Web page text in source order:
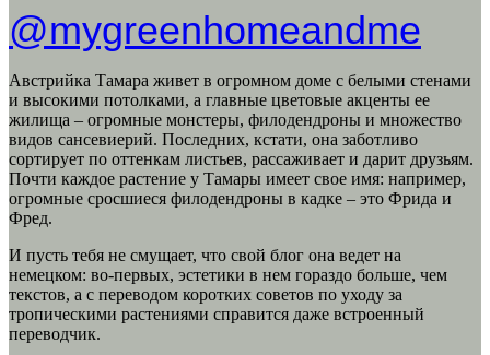
@mygreenhomeandme
Австрийка Тамара живет в огромном доме с белыми стенами
и высокими потолками, а главные цветовые акценты ее
жилища – огромные монстеры, филодендроны и множество
видов сансевиерий. Последних, кстати, она заботливо
сортирует по оттенкам листьев, рассаживает и дарит друзьям.
Почти каждое растение у Тамары имеет свое имя: например,
огромные сросшиеся филодендроны в кадке – это Фрида и
Фред.
И пусть тебя не смущает, что свой блог она ведет на
немецком: во-первых, эстетики в нем гораздо больше, чем
текстов, а с переводом коротких советов по уходу за
тропическими растениями справится даже встроенный
переводчик.